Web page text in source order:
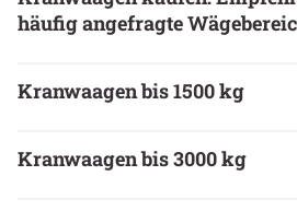
häufig angefragte
Kranwaagen bis 1500 kg
Kranwaagen bis 3000 kg